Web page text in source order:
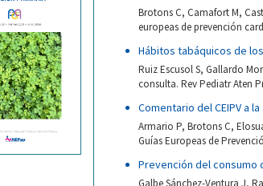
Brotons C, Camafort M,
europeas de prevención
Hábitos tabáquicos de
Ruiz Escusol S, Gallardo
consulta. Rev Pediatr Aten
Comentario del CEIPV a
Armario P, Brotons C,
Guías Europeas de
Prevención del consumo
Galbe Sánchez-Ventura J,